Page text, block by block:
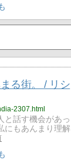
る街。 / リシ
2307.html
と話す機会があっ
にもあんまり理解